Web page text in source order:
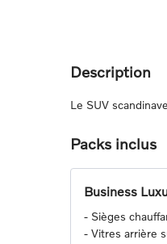
Description
Le SUV
Packs inclus
Business
- Sièges
- Vitres arrière